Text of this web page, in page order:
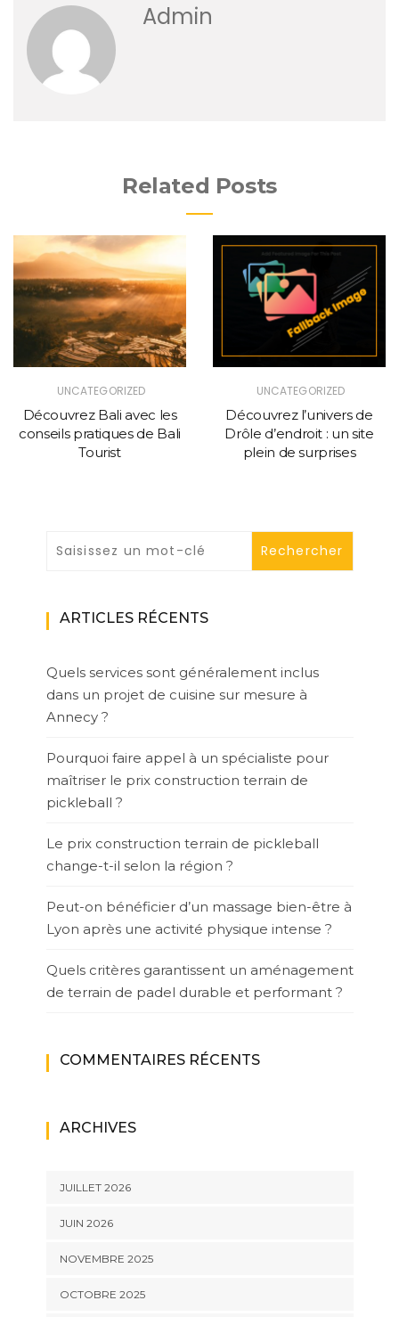
Admin
Related Posts
UNCATEGORIZED
Découvrez Bali avec les
conseils pratiques de Bali
Tourist
UNCATEGORIZED
Découvrez l’univers de
Drôle d’endroit : un site
plein de surprises
ARTICLES RÉCENTS
Quels services sont généralement inclus
dans un projet de cuisine sur mesure à
Annecy ?
Pourquoi faire appel à un spécialiste pour
maîtriser le prix construction terrain de
pickleball ?
Le prix construction terrain de pickleball
change-t-il selon la région ?
Peut-on bénéficier d’un massage bien-être à
Lyon après une activité physique intense ?
Quels critères garantissent un aménagement
de terrain de padel durable et performant ?
COMMENTAIRES RÉCENTS
ARCHIVES
JUILLET 2026
JUIN 2026
NOVEMBRE 2025
OCTOBRE 2025